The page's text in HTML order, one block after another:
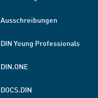
Ausschreibungen
DIN Young Professionals
DIN.ONE
DOCS.DIN